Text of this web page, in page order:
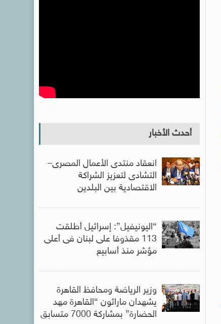
أحدث الأخبار
انعقاد منتدى الأعمال المصرى–
التشادى لتعزيز الشراكة
الاقتصادية بين البلدين
“اليونيفيل”: إسرائيل أطلقت
113 مقذوفا على لبنان فى أعلى
مؤشر منذ أسابيع
وزير الرياضة ومحافظ القاهرة
يشهدان ماراثون “القاهرة مهد
الحضارة” بمشاركة 7000 متسابق